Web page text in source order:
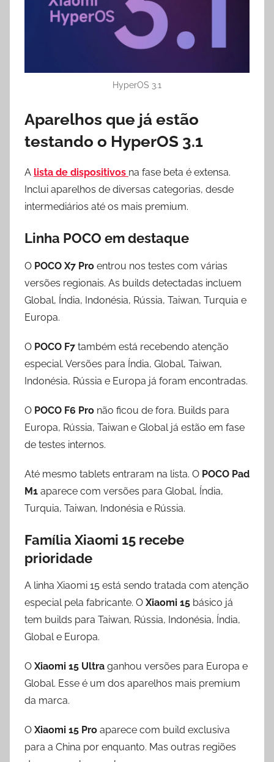
HyperOS 3.1
Aparelhos que já estão
testando o HyperOS 3.1
A lista de dispositivos na fase beta é extensa.
Inclui aparelhos de diversas categorias, desde
intermediários até os mais premium.
Linha POCO em destaque
O POCO X7 Pro entrou nos testes com várias
versões regionais. As builds detectadas incluem
Global, Índia, Indonésia, Rússia, Taiwan, Turquia e
Europa.
O POCO F7 também está recebendo atenção
especial. Versões para Índia, Global, Taiwan,
Indonésia, Rússia e Europa já foram encontradas.
O POCO F6 Pro não ficou de fora. Builds para
Europa, Rússia, Taiwan e Global já estão em fase
de testes internos.
Até mesmo tablets entraram na lista. O POCO Pad
M1 aparece com versões para Global, Índia,
Turquia, Taiwan, Indonésia e Rússia.
Família Xiaomi 15 recebe
prioridade
A linha Xiaomi 15 está sendo tratada com atenção
especial pela fabricante. O Xiaomi 15 básico já
tem builds para Taiwan, Rússia, Indonésia, Índia,
Global e Europa.
O Xiaomi 15 Ultra ganhou versões para Europa e
Global. Esse é um dos aparelhos mais premium
da marca.
O Xiaomi 15 Pro aparece com build exclusiva
para a China por enquanto. Mas outras regiões